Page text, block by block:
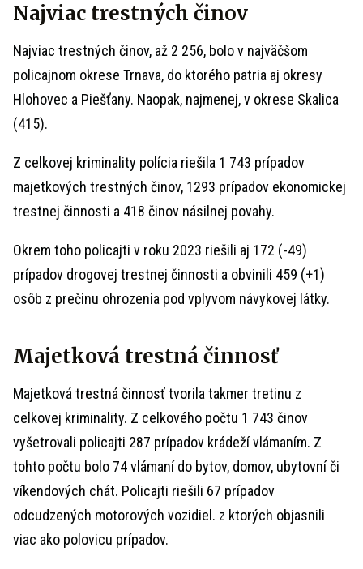
Najviac trestných činov
Najviac trestných činov, až 2 256, bolo v najväčšom
policajnom okrese Trnava, do ktorého patria aj okresy
Hlohovec a Piešťany. Naopak, najmenej, v okrese Skalica
(415).
Z celkovej kriminality polícia riešila 1 743 prípadov
majetkových trestných činov, 1293 prípadov ekonomickej
trestnej činnosti a 418 činov násilnej povahy.
Okrem toho policajti v roku 2023 riešili aj 172 (-49)
prípadov drogovej trestnej činnosti a obvinili 459 (+1)
osôb z prečinu ohrozenia pod vplyvom návykovej látky.
Majetková trestná činnosť
Majetková trestná činnosť tvorila takmer tretinu z
celkovej kriminality. Z celkového počtu 1 743 činov
vyšetrovali policajti 287 prípadov krádeží vlámaním. Z
tohto počtu bolo 74 vlámaní do bytov, domov, ubytovní či
víkendových chát. Policajti riešili 67 prípadov
odcudzených motorových vozidiel. z ktorých objasnili
viac ako polovicu prípadov.